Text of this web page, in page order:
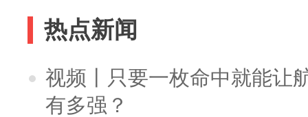
热点新闻
视频丨只要一枚命中就能让
有多强？